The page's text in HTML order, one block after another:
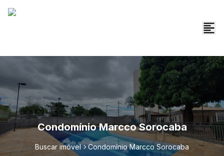
Condomínio Marcco Sorocaba
Buscar imóvel Condomínio Marcco Sorocaba